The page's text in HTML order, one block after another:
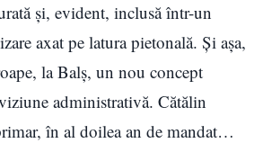
și, evident, inclusă într-un
axat pe latura pietonală. Și așa,
la Balș, un nou concept
administrativă. Cătălin
în al doilea an de mandat…